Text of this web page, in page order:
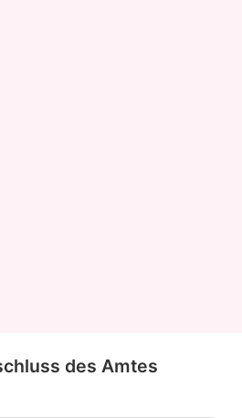
des Amtes